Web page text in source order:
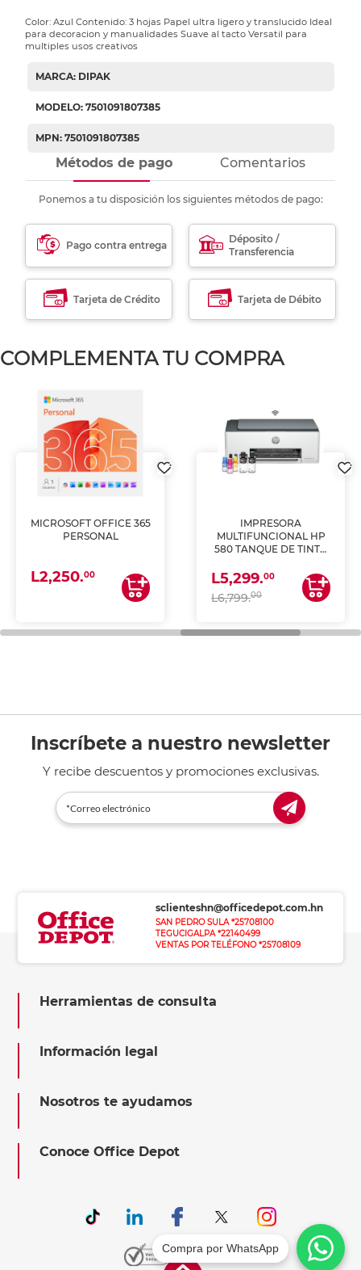
Color: Azul Contenido: 3 hojas Papel ultra ligero y translucido Ideal
para decoracion y manualidades Suave al tacto Versatil para
multiples usos creativos
MARCA: DIPAK
MODELO: 7501091807385
MPN: 7501091807385
Métodos de pago Comentarios
Ponemos a tu disposición los siguientes métodos de pago:
Pago contra entrega
Déposito /
Transferencia
Tarjeta de Crédito Tarjeta de Débito
COMPLEMENTA TU COMPRA
MICROSOFT OFFICE 365
PERSONAL
L2,250.00
IMPRESORA
MULTIFUNCIONAL HP
580 TANQUE DE TINTA
ESCANEA)
L5,299.00
L6,799.00
Inscríbete a nuestro newsletter
Y recibe descuentos y promociones exclusivas.
sclienteshn@officedepot.com.hn
SAN PEDRO SULA *25708100
TEGUCIGALPA *22140499
VENTAS POR TELÉFONO *25708109
Herramientas de consulta
Información legal
Nosotros te ayudamos
Conoce Office Depot
Compra por WhatsApp